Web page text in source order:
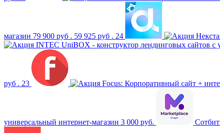
магазин 79 900 руб . 59 925 руб . 24
INTEC UniBOX - конструктор лендинговых сайтов
руб . 23 Focus: Корпоративный сайт +
универсальный интернет-магазин 3 000 руб.